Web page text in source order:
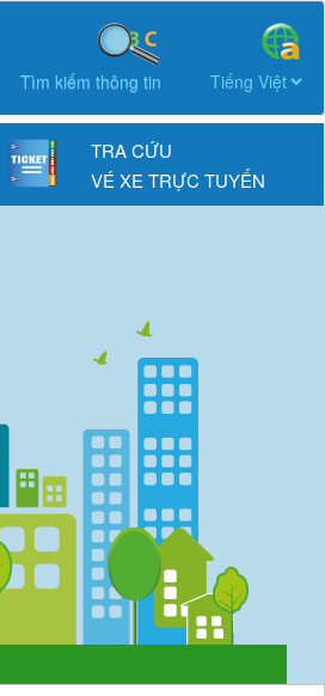
Tìm kiếm thông tin
TRA CỨU
VÉ XE TRỰC TUYẾN